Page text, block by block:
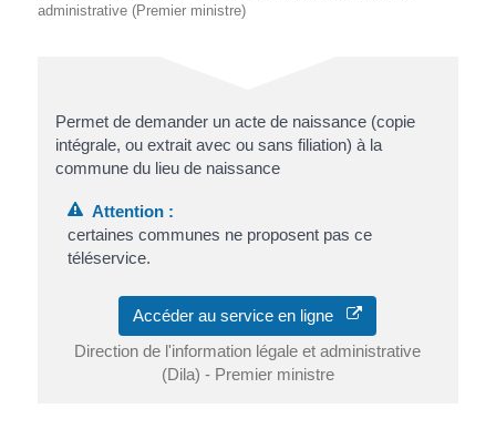
administrative (Premier ministre)
Permet de demander un acte de naissance (copie
intégrale, ou extrait avec ou sans filiation) à la
commune du lieu de naissance
Attention :
certaines communes ne proposent pas ce
téléservice.
Accéder au service en ligne
Direction de l'information légale et administrative
(Dila) - Premier ministre